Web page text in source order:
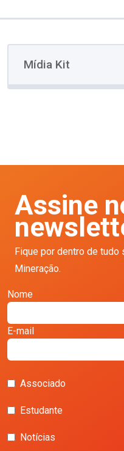
Mídia Kit
Assine
Fique por dentro de
Mineração.
Nome
E-mail
Associado
Estudante
Notícias